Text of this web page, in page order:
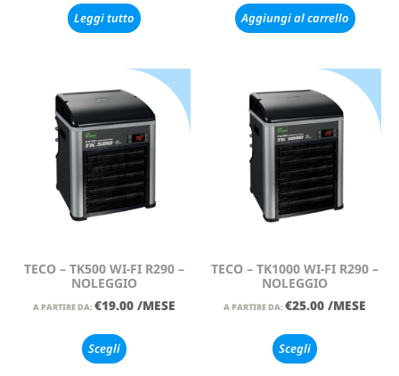
Leggi tutto Aggiungi al carrello
TECO – TK500 WI-FI R290 –
NOLEGGIO
A PARTIRE DA: €19.00 /MESE
Scegli
TECO – TK1000 WI-FI R290 –
NOLEGGIO
A PARTIRE DA: €25.00 /MESE
Scegli